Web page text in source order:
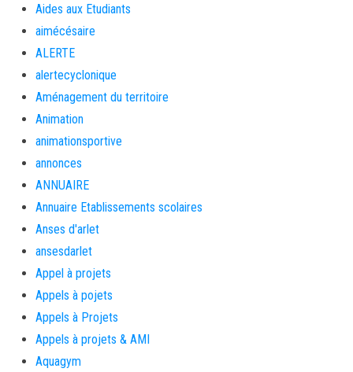
Aides aux Etudiants
aimécésaire
ALERTE
alertecyclonique
Aménagement du territoire
Animation
animationsportive
annonces
ANNUAIRE
Annuaire Etablissements scolaires
Anses d'arlet
ansesdarlet
Appel à projets
Appels à pojets
Appels à Projets
Appels à projets & AMI
Aquagym